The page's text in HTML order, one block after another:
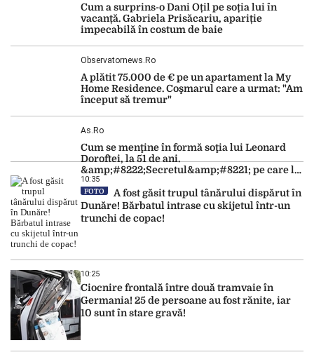
hidrologic din ultimii ani. Lipsa […]
Cum a surprins-o Dani Oțil pe soția lui în
vacanță. Gabriela Prisăcariu, apariție
impecabilă în costum de baie
Observatornews.ro
A plătit 75.000 de € pe un apartament la My
Home Residence. Coşmarul care a urmat: "Am
început să tremur"
As.ro
Cum se menţine în formă soţia lui Leonard
Doroftei, la 51 de ani.
&amp;#8222;Secretul&amp;#8221; pe care l-a
dezvăluit
10:35
FOTO
A fost găsit trupul tânărului dispărut în
Dunăre! Bărbatul intrase cu skijetul într-un
trunchi de copac!
10:25
Ciocnire frontală între două tramvaie în
Germania! 25 de persoane au fost rănite, iar
10 sunt în stare gravă!